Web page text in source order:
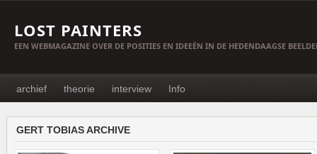
LOST PAINTERS
EEN WEBMAGAZINE OVER DE POSITIES EN IDEEËN IN DE HEDENDAAGSE
archief theorie interview Info
GERT TOBIAS ARCHIVE